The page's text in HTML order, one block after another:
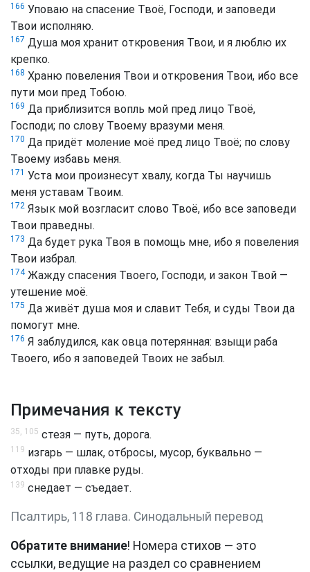
166 Уповаю на спасение Твоё, Господи, и заповеди
Твои исполняю.
167 Душа моя хранит откровения Твои, и я люблю их
крепко.
168 Храню повеления Твои и откровения Твои, ибо все
пути мои пред Тобою.
169 Да приблизится вопль мой пред лицо Твоё,
Господи; по слову Твоему вразуми меня.
170 Да придёт моление моё пред лицо Твоё; по слову
Твоему избавь меня.
171 Уста мои произнесут хвалу, когда Ты научишь
меня уставам Твоим.
172 Язык мой возгласит слово Твоё, ибо все заповеди
Твои праведны.
173 Да будет рука Твоя в помощь мне, ибо я повеления
Твои избрал.
174Жажду спасения Твоего, Господи, и закон Твой —
утешение моё.
175 Да живёт душа моя и славит Тебя, и суды Твои да
помогут мне.
176 Я заблудился, как овца потерянная: взыщи раба
Твоего, ибо я заповедей Твоих не забыл.
Примечания к тексту
35, 105 стезя — путь, дорога.
119 изгарь — шлак, отбросы, мусор, буквально —
отходы при плавке руды.
139 снедает — съедает.
Псалтирь, 118 глава. Синодальный перевод
Обратите внимание! Номера стихов — это
ссылки, ведущие на раздел со сравнением